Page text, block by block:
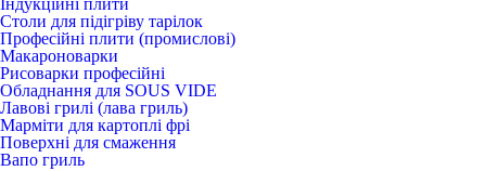
Індукційні плити
Столи для підігріву тарілок
Професійні плити (промислові)
Макароноварки
Рисоварки професійні
Обладнання для SOUS VIDE
Лавові грилі (лава гриль)
Марміти для картоплі фрі
Поверхні для смаження
Вапо гриль